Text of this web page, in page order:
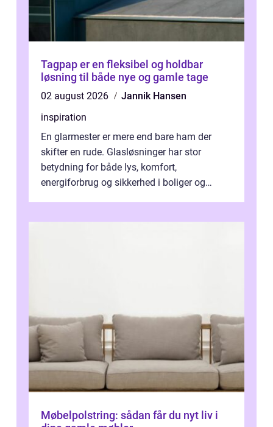
Tagpap er en fleksibel og holdbar
løsning til både nye og gamle tage
02 august 2026
Jannik Hansen
inspiration
En glarmester er mere end bare ham der
skifter en rude. Glasløsninger har stor
betydning for både lys, komfort,
energiforbrug og sikkerhed i boliger og
Møbelpolstring: sådan får du nyt liv i